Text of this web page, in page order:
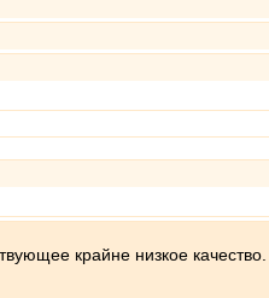
крайне низкое качество.